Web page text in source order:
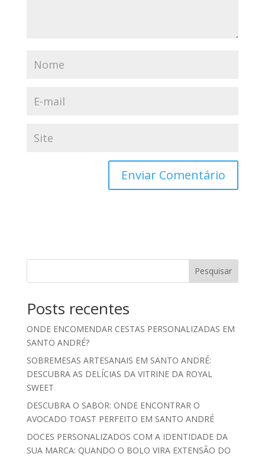
Pesquisar
Posts recentes
ONDE ENCOMENDAR CESTAS PERSONALIZADAS EM
SANTO ANDRÉ?
SOBREMESAS ARTESANAIS EM SANTO ANDRÉ:
DESCUBRA AS DELÍCIAS DA VITRINE DA ROYAL
SWEET
DESCUBRA O SABOR: ONDE ENCONTRAR O
AVOCADO TOAST PERFEITO EM SANTO ANDRÉ
DOCES PERSONALIZADOS COM A IDENTIDADE DA
SUA MARCA: QUANDO O BOLO VIRA EXTENSÃO DO